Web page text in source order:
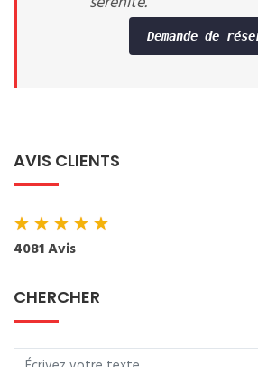
Demande de
AVIS CLIENTS
★★★★★
4081 Avis
CHERCHER